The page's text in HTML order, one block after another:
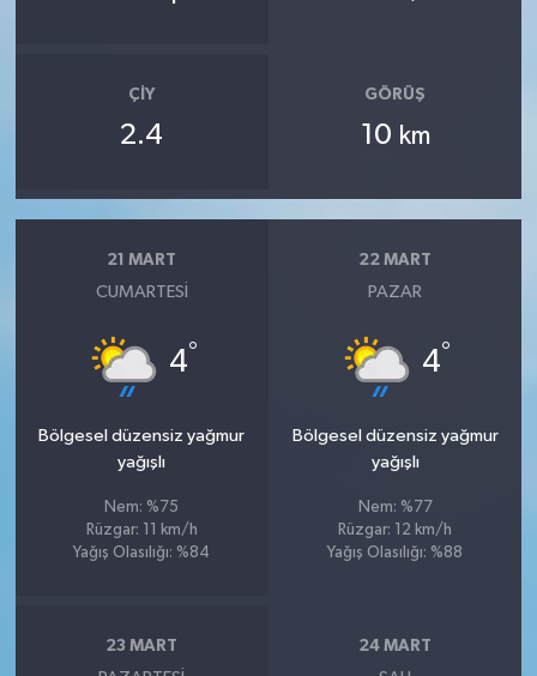
ÇIY
2.4
GÖRÜŞ
10 km
21 MART
CUMARTESI
4°
Bölgesel düzensiz yağmur
yağışlı
Nem: %75
Rüzgar: 11 km/h
Yağış Olasılığı: %84
22 MART
PAZAR
4°
Bölgesel düzensiz yağmur
yağışlı
Nem: %77
Rüzgar: 12 km/h
Yağış Olasılığı: %88
23 MART 24 MART